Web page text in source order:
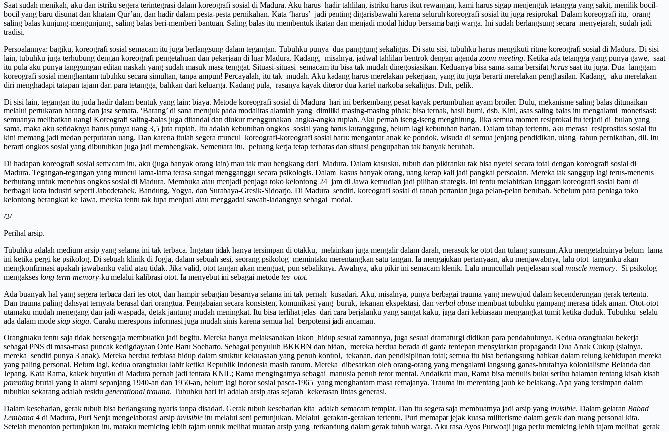
Saat sudah menikah, aku dan istriku segera terintegrasi dalam koreografi sosial di Madura. Aku harus hadir tahlilan, istriku harus ikut rewangan, kami harus sigap menjenguk tetangga yang sakit, menilik bocil-
bocil yang baru disunat dan khatam Qur’an, dan hadir dalam pesta-pesta pernikahan. Kata ‘harus’ jadi penting digarisbawahi karena seluruh koreografi sosial itu juga resiprokal. Dalam koreografi itu, orang
saling balas kunjung-mengunjungi, saling balas beri-memberi bantuan. Saling balas itu membentuk ikatan dan menjadi modal hidup bersama bagi warga. Ini sudah berlangsung secara menyejarah, sudah jadi
tradisi.
Persoalannya: bagiku, koreografi sosial semacam itu juga berlangsung dalam tegangan. Tubuhku punya dua panggung sekaligus. Di satu sisi, tubuhku harus mengikuti ritme koreografi sosial di Madura. Di sisi
lain, tubuhku juga terhubung dengan koreografi pengetahuan dan pekerjaan di luar Madura. Kadang, misalnya, jadwal tahlilan bentrok dengan agenda zoom meeting. Ketika ada tetangga yang punya gawe, saat
itu pula aku punya tanggungan editan naskah yang sudah masuk masa tenggat. Situasi-situasi semacam itu bisa tak mudah dinegosiasikan. Keduanya bisa sama-sama bersifat harus saat itu juga. Dua langgam
koreografi sosial menghantam tubuhku secara simultan, tanpa ampun! Percayalah, itu tak mudah. Aku kadang harus merelakan pekerjaan, yang itu juga berarti merelakan penghasilan. Kadang, aku merelakan
diri menghadapi tatapan tajam dari para tetangga, bahkan dari keluarga. Kadang pula, rasanya kayak diteror dua kartel narkoba sekaligus. Duh, pelik.
Di sisi lain, tegangan itu juda hadir dalam bentuk yang lain: biaya. Metode koreografi sosial di Madura hari ini berkembang pesat kayak pertumbuhan ayam broiler. Dulu, mekanisme saling balas ditunaikan
melalui pertukaran barang dan jasa semata. ‘Barang’ di sana merujuk pada modalitas alamiah yang dimiliki masing-masing pihak: bisa ternak, hasil bumi, dsb. Kini, asas saling balas itu mengalami monetisasi:
semuanya melibatkan uang! Koreografi saling-balas juga ditandai dan diukur menggunakan angka-angka rupiah. Aku pernah iseng-iseng menghitung. Jika semua momen resiprokal itu terjadi di bulan yang
sama, maka aku setidaknya harus punya uang 3,5 juta rupiah. Itu adalah kebutuhan ongkos sosial yang harus kutanggung, belum lagi kebutuhan harian. Dalam tahap tertentu, aku merasa resiprositas sosial itu
kini memang jadi medan perputaran uang. Dan karena itulah segera muncul koreografi-koreografi sosial baru: mengantar anak ke pondok, wisuda di semua jenjang pendidikan, ulang tahun pernikahan, dll. Itu
berarti ongkos sosial yang dibutuhkan juga jadi membengkak. Sementara itu, peluang kerja tetap terbatas dan situasi pengupahan tak banyak berubah.
Di hadapan koreografi sosial semacam itu, aku (juga banyak orang lain) mau tak mau hengkang dari Madura. Dalam kasusku, tubuh dan pikiranku tak bisa nyetel secara total dengan koreografi sosial di
Madura. Tegangan-tegangan yang muncul lama-lama terasa sangat mengganggu secara psikologis. Dalam kasus banyak orang, uang kerap kali jadi pangkal persoalan. Mereka tak sanggup lagi terus-menerus
berhutang untuk menebus ongkos sosial di Madura. Membuka atau menjadi penjaga toko kelontong 24 jam di Jawa kemudian jadi pilihan strategis. Ini tentu melahirkan langgam koreografi sosial baru di
berbagai kota industri seperti Jabodetabek, Bandung, Yogya, dan Surabaya-Gresik-Sidoarjo. Di Madura sendiri, koreografi sosial di ranah pertanian juga pelan-pelan berubah. Sebelum para peniaga toko
kelontong berangkat ke Jawa, mereka tentu tak lupa menjual atau menggadai sawah-ladangnya sebagai modal.
/3/
Perihal arsip.
Tubuhku adalah medium arsip yang selama ini tak terbaca. Ingatan tidak hanya tersimpan di otakku, melainkan juga mengalir dalam darah, merasuk ke otot dan tulang sumsum. Aku mengetahuinya belum lama
ini ketika pergi ke psikolog. Di sebuah klinik di Jogja, dalam sebuah sesi, seorang psikolog memintaku merentangkan satu tangan. Ia mengajukan pertanyaan, aku menjawabnya, lalu otot tanganku akan
mengkonfirmasi apakah jawabanku valid atau tidak. Jika valid, otot tangan akan menguat, pun sebaliknya. Awalnya, aku pikir ini semacam klenik. Lalu muncullah penjelasan soal muscle memory. Si psikolog
mengakses long term memory-ku melalui kalibrasi otot. Ia menyebut ini sebagai metode tes otot.
Ada buanyak hal yang segera terbaca dari tes otot, dan hampir sebagian besarnya selama ini tak pernah kusadari. Aku, misalnya, punya berbagai trauma yang mewujud dalam kecenderungan gerak tertentu.
Dan trauma paling dahsyat ternyata berasal dari orangtua. Pengabaian secara konsisten, komunikasi yang buruk, tekanan ekspektasi, dan verbal abuse membuat tubuhku gampang merasa tidak aman. Otot-otot
utamaku mudah menegang dan jadi waspada, detak jantung mudah meningkat. Itu bisa terlihat jelas dari cara berjalanku yang sangat kaku, juga dari kebiasaan mengangkat tumit ketika duduk. Tubuhku selalu
ada dalam mode siap siaga. Caraku merespons informasi juga mudah sinis karena semua hal berpotensi jadi ancaman.
Orangtuaku tentu saja tidak bersengaja membuatku jadi begitu. Mereka hanya melaksanakan lakon hidup sesuai zamannya, juga sesuai dramaturgi didikan para pendahulunya. Kedua orangtuaku bekerja
sebagai PNS di masa-masa puncak kedigdayaan Orde Baru Soeharto. Sebagai penyuluh BKKBN dan bidan, mereka berdua berada di garda terdepan mensyiarkan propaganda Dua Anak Cukup (sialnya,
mereka sendiri punya 3 anak). Mereka berdua terbiasa hidup dalam struktur kekuasaan yang penuh kontrol, tekanan, dan pendisiplinan total; semua itu bisa berlangsung bahkan dalam relung kehidupan mereka
yang paling personal. Belum lagi, kedua orangtuaku lahir ketika Republik Indonesia masih ranum. Mereka dibesarkan oleh orang-orang yang mengalami langsung ganas-brutalnya kolonialisme Belanda dan
Jepang. Kata Rama, kakek buyutku di Madura pernah jadi tentara KNIL; Rama mengingatnya sebagai manusia penuh teror mental. Andaikata mau, Rama bisa menulis buku seribu halaman tentang kisah kisah
parenting brutal yang ia alami sepanjang 1940-an dan 1950-an, belum lagi horor sosial pasca-1965 yang menghantam masa remajanya. Trauma itu merentang jauh ke belakang. Apa yang tersimpan dalam
tubuhku sekarang adalah residu generational trauma. Tubuhku hari ini adalah arsip atas sejarah kekerasan lintas generasi.
Dalam keseharian, gerak tubuh bisa berlangsung nyaris tanpa disadari. Gerak tubuh keseharian kita adalah semacam templat. Dan itu segera saja membuatnya jadi arsip yang invisible. Dalam gelaran Babad
Lembana 4 di Madura, Puri Senja mengelaborasi arsip invisible itu melalui seni pertunjukan. Melalui gerakan-gerakan tertentu, Puri memapar jejak kuasa militerisme dalam gerak dan ruang personal kita.
Setelah menonton pertunjukan itu, mataku memicing lebih tajam untuk melihat muatan arsip yang terkandung dalam gerak tubuh warga. Aku rasa Ayos Purwoaji juga perlu memicing lebih tajam melihat gerak